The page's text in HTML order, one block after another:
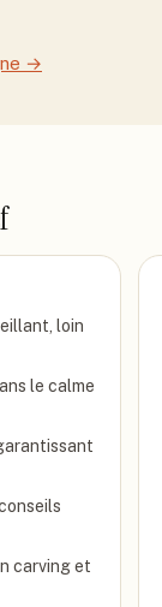
→
loin
le calme
carving et